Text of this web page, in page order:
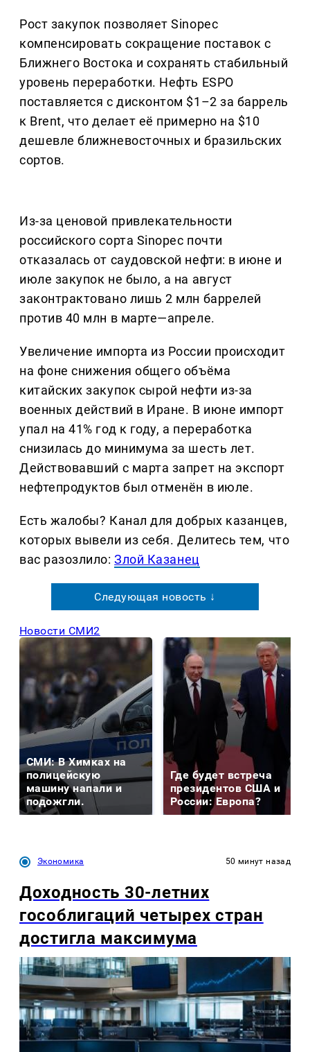
Рост закупок позволяет Sinopec
компенсировать сокращение поставок с
Ближнего Востока и сохранять стабильный
уровень переработки. Нефть ESPO
поставляется с дисконтом $1–2 за баррель
к Brent, что делает её примерно на $10
дешевле ближневосточных и бразильских
сортов.
Из-за ценовой привлекательности
российского сорта Sinopec почти
отказалась от саудовской нефти: в июне и
июле закупок не было, а на август
законтрактовано лишь 2 млн баррелей
против 40 млн в марте—апреле.
Увеличение импорта из России происходит
на фоне снижения общего объёма
китайских закупок сырой нефти из-за
военных действий в Иране. В июне импорт
упал на 41% год к году, а переработка
снизилась до минимума за шесть лет.
Действовавший с марта запрет на экспорт
нефтепродуктов был отменён в июле.
Есть жалобы? Канал для добрых казанцев,
которых вывели из себя. Делитеcь тем, что
вас разозлило:Злой Казанец
Следующая новость ↓
Новости СМИ2
СМИ: В Химках на
полицейскую
машину напали и
подожгли.
Где будет встреча
президентов США и
России: Европа?
Экономика 50 минут назад
Доходность 30-летних
гособлигаций четырех стран
достигла максимума